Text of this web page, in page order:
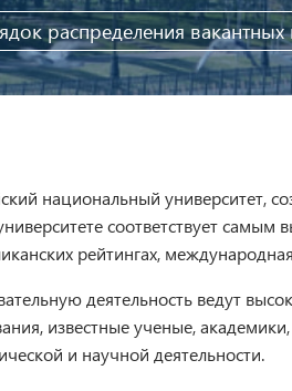
распределения вакантных
национальный университет,
соответствует
рейтингах,
деятельность ведут
известные ученые,
и научной деятельности.